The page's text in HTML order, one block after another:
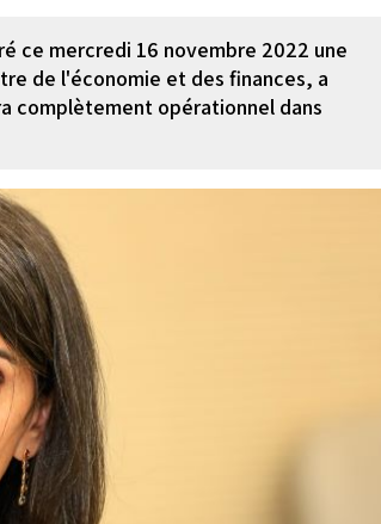
ce mercredi 16 novembre 2022 une
de l'économie et des finances, a
complètement opérationnel dans